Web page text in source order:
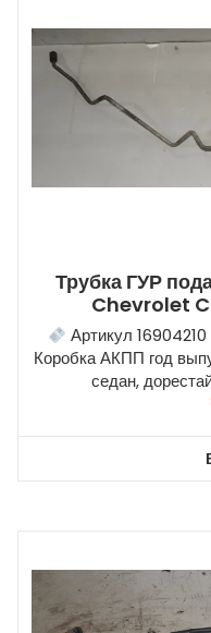
Трубка ГУР
Chevrolet
Артикул 16904210
Коробка АКПП год
седан,